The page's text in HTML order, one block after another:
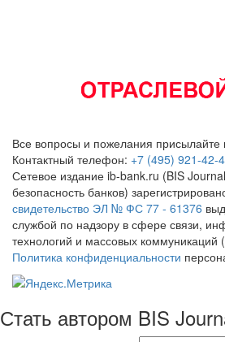
Все вопросы и пожелания присылайте
Контактный телефон: +7 (495) 921-42-
Сетевое издание ib-bank.ru (BIS
безопасность банков)
свидетельство ЭЛ № ФС 77 - 61376
службой по надзору в сфере связи,
технологий и массовых коммуникаций
Политика конфиденциальности
Стать автором BIS